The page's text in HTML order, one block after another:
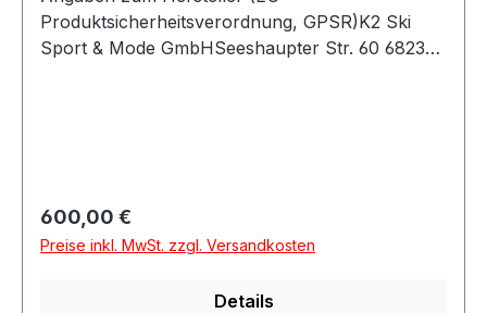
Produktsicherheitsverordnung, GPSR)K2 Ski
Sport & Mode GmbHSeeshaupter Str. 60 682377
Regulärer Preis:
600,00 €
Preise inkl. MwSt. zzgl. Versandkosten
Details